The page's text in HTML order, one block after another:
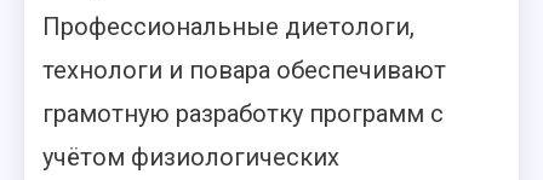
Профессиональные диетологи,
технологи и повара обеспечивают
грамотную разработку программ с
учётом физиологических